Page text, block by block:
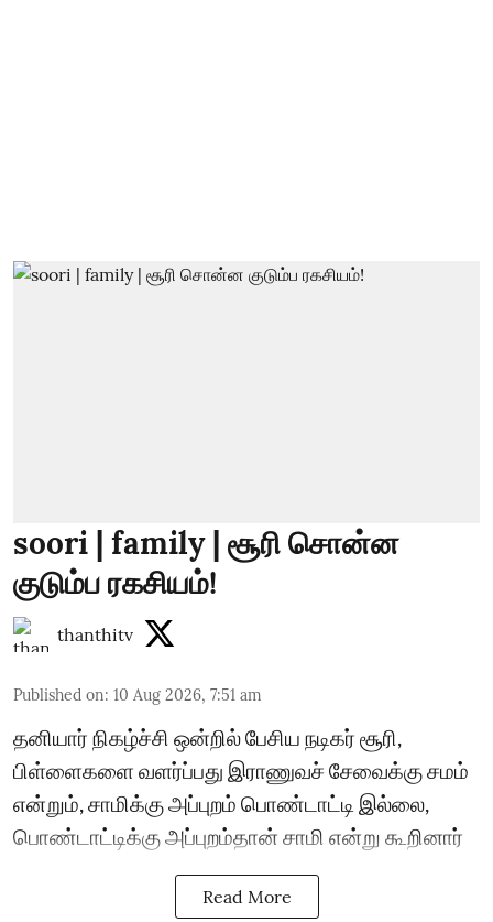
soori | family | சூரி சொன்ன
குடும்ப ரகசியம்!
thanthitv
Published on: 10 Aug 2026, 7:51 am
தனியார் நிகழ்ச்சி ஒன்றில் பேசிய நடிகர் சூரி,
பிள்ளைகளை வளர்ப்பது இராணுவச் சேவைக்கு சமம்
என்றும், சாமிக்கு அப்புறம் பொண்டாட்டி இல்லை,
பொண்டாட்டிக்கு அப்புறம்தான் சாமி என்று கூறினார்
Read More